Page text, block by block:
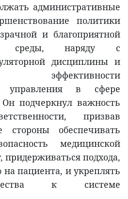
административные
политики
и благоприятной
среды, наряду с
дисциплины и
эффективности
управления в сфере
Он подчеркнул важность
призвав
стороны обеспечивать
медицинской
придерживаться подхода,
на пациента, и укреплять
к системе